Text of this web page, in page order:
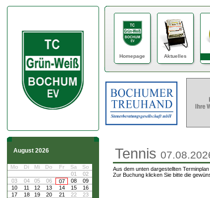
August 2026
Mo Di Mi Do Fr Sa
So
01
02
03
04 05 06 07 08
09
10
11 12 13 14 15
16
17
18 19 20 21 22
23
Homepage Aktuelles
Tennis
Aus dem unten dargestellten
Zur Buchung klicken Sie bitte die